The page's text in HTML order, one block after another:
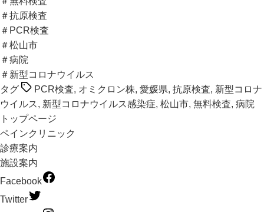
＃抗原検査
＃PCR検査
＃松山市
＃病院
＃新型コロナウイルス
タグ
PCR検査, オミクロン株, 愛媛県, 抗原検査, 新型コロナ
ウイルス, 新型コロナウイルス感染症, 松山市, 無料検査, 病院
トップページ
ペインクリニック
診療案内
施設案内
Facebook
Twitter